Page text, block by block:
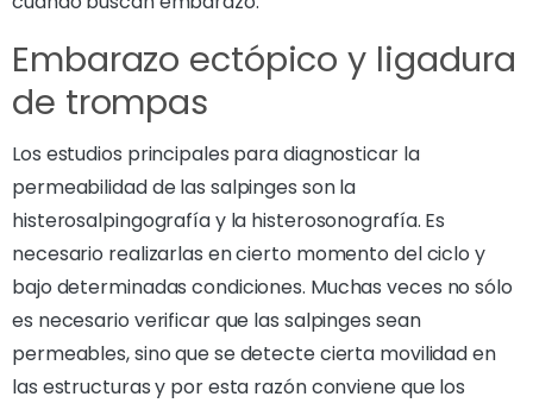
Embarazo ectópico y ligadura
de trompas
Los estudios principales para diagnosticar la
permeabilidad de las salpinges son la
histerosalpingografía y la histerosonografía. Es
necesario realizarlas en cierto momento del ciclo y
bajo determinadas condiciones. Muchas veces no sólo
es necesario verificar que las salpinges sean
permeables, sino que se detecte cierta movilidad en
las estructuras y por esta razón conviene que los